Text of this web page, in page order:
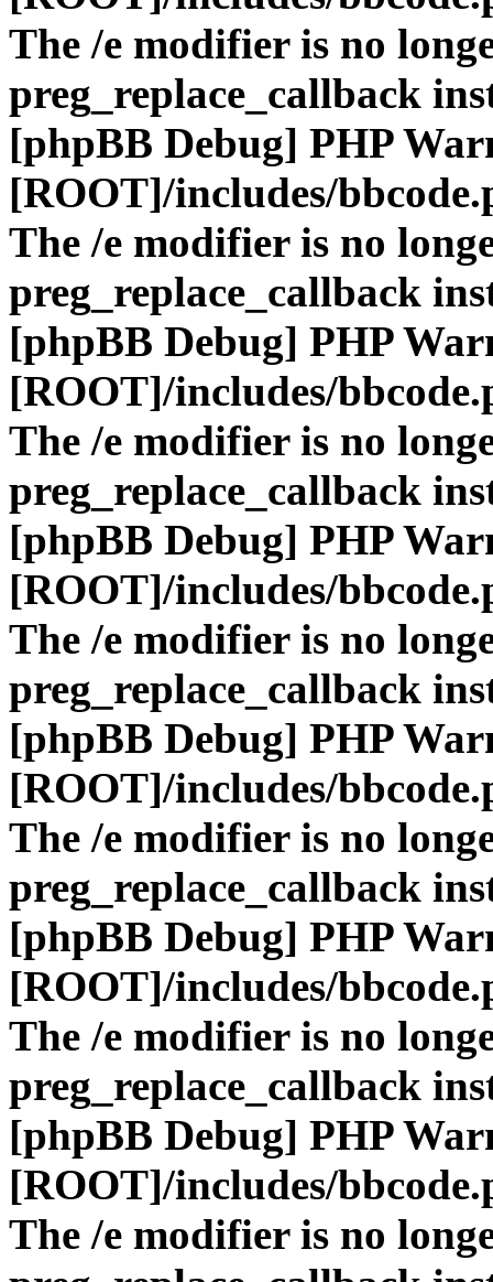
The /e modifier is no
preg_replace_callback
[phpBB Debug] PHP
[ROOT]/includes/
The /e modifier is no
preg_replace_callback
[phpBB Debug] PHP
[ROOT]/includes/
The /e modifier is no
preg_replace_callback
[phpBB Debug] PHP
[ROOT]/includes/
The /e modifier is no
preg_replace_callback
[phpBB Debug] PHP
[ROOT]/includes/
The /e modifier is no
preg_replace_callback
[phpBB Debug] PHP
[ROOT]/includes/
The /e modifier is no
preg_replace_callback
[phpBB Debug] PHP
[ROOT]/includes/
The /e modifier is no